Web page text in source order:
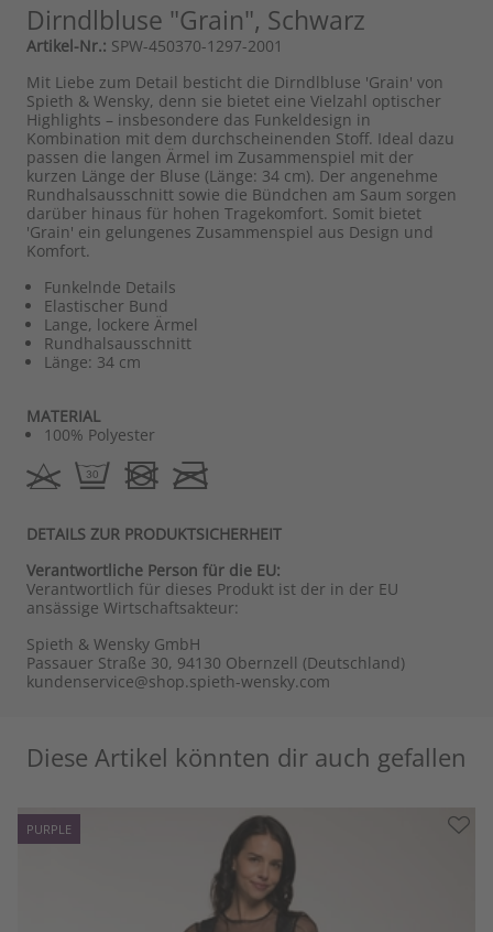
Dirndlbluse "Grain", Schwarz
Artikel-Nr.: SPW-450370-1297-2001
Mit Liebe zum Detail besticht die Dirndlbluse 'Grain' von
Spieth & Wensky, denn sie bietet eine Vielzahl optischer
Highlights – insbesondere das Funkeldesign in
Kombination mit dem durchscheinenden Stoff. Ideal dazu
passen die langen Ärmel im Zusammenspiel mit der
kurzen Länge der Bluse (Länge: 34 cm). Der angenehme
Rundhalsausschnitt sowie die Bündchen am Saum sorgen
darüber hinaus für hohen Tragekomfort. Somit bietet
'Grain' ein gelungenes Zusammenspiel aus Design und
Komfort.
Funkelnde Details
Elastischer Bund
Lange, lockere Ärmel
Rundhalsausschnitt
Länge: 34 cm
MATERIAL
100% Polyester
DETAILS ZUR PRODUKTSICHERHEIT
Verantwortliche Person für die EU:
Verantwortlich für dieses Produkt ist der in der EU
ansässige Wirtschaftsakteur:
Spieth & Wensky GmbH
Passauer Straße 30, 94130 Obernzell (Deutschland)
kundenservice@shop.spieth-wensky.com
Diese Artikel könnten dir auch gefallen
PURPLE